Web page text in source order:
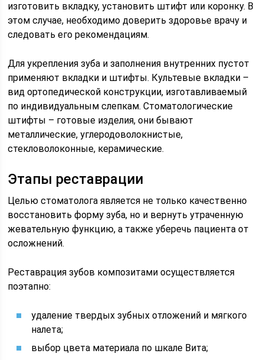
изготовить вкладку, установить штифт или коронку. В
этом случае, необходимо доверить здоровье врачу и
следовать его рекомендациям.
Для укрепления зуба и заполнения внутренних пустот
применяют вкладки и штифты. Культевые вкладки –
вид ортопедической конструкции, изготавливаемый
по индивидуальным слепкам. Стоматологические
штифты – готовые изделия, они бывают
металлические, углеродоволокнистые,
стекловолоконные, керамические.
Этапы реставрации
Целью стоматолога является не только качественно
восстановить форму зуба, но и вернуть утраченную
жевательную функцию, а также уберечь пациента от
осложнений.
Реставрация зубов композитами осуществляется
поэтапно:
удаление твердых зубных отложений и мягкого
налета;
выбор цвета материала по шкале Вита;